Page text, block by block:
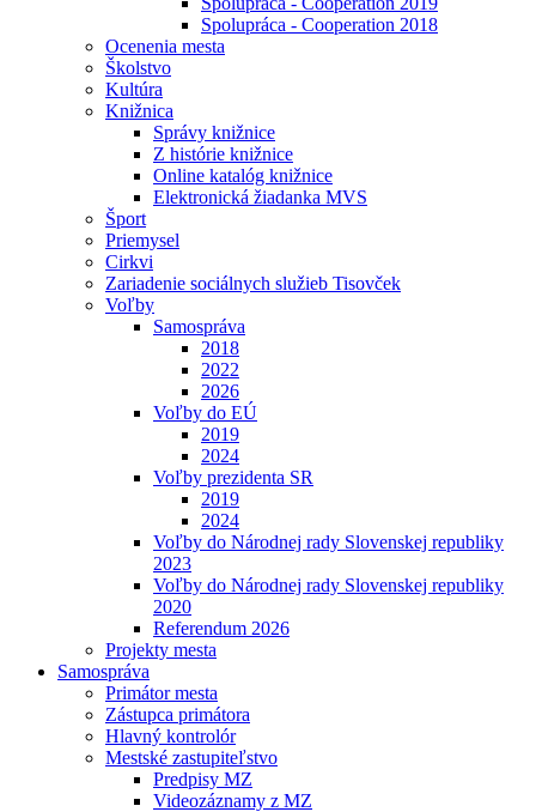
Spolupráca - Cooperation 2018
Ocenenia mesta
Školstvo
Kultúra
Knižnica
Správy knižnice
Z histórie knižnice
Online katalóg knižnice
Elektronická žiadanka MVS
Šport
Priemysel
Cirkvi
Zariadenie sociálnych služieb Tisovček
Voľby
Samospráva
2018
2022
2026
Voľby do EÚ
2019
2024
Voľby prezidenta SR
2019
2024
Voľby do Národnej rady Slovenskej republiky
2023
Voľby do Národnej rady Slovenskej republiky
2020
Referendum 2026
Projekty mesta
Samospráva
Primátor mesta
Zástupca primátora
Hlavný kontrolór
Mestské zastupiteľstvo
Predpisy MZ
Videozáznamy z MZ